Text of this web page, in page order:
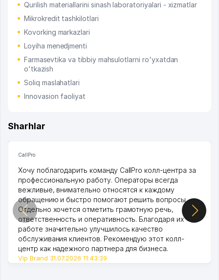
Qurilish materiallarini sinash laboratoriyalari - xizmatlar
Mikrokredit tashkilotlari
Kovorking markazlari
Loyiha menedjmenti
Farmasevtika va tibbiy mahsulotlarni ro'yxatdan
o'tkazish
Soliq maslahatlari
Innovasion faoliyat
Sharhlar
CallPro
Хочу поблагодарить команду CallPro колл-центра за
профессиональную работу. Операторы всегда
вежливые, внимательно относятся к каждому
обращению и быстро помогают решить вопросы.
Отдельно хочется отметить грамотную речь,
ответственность и оперативность. Благодаря их
работе значительно улучшилось качество
обслуживания клиентов. Рекомендую этот колл-
центр как надежного партнера для бизнеса.
Vip Brand 31.07.2026 11:43:39